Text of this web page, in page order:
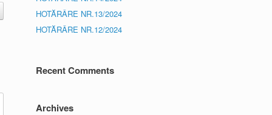
HOTĂRÂRE NR.13/2024
HOTĂRÂRE NR.12/2024
Recent Comments
Archives